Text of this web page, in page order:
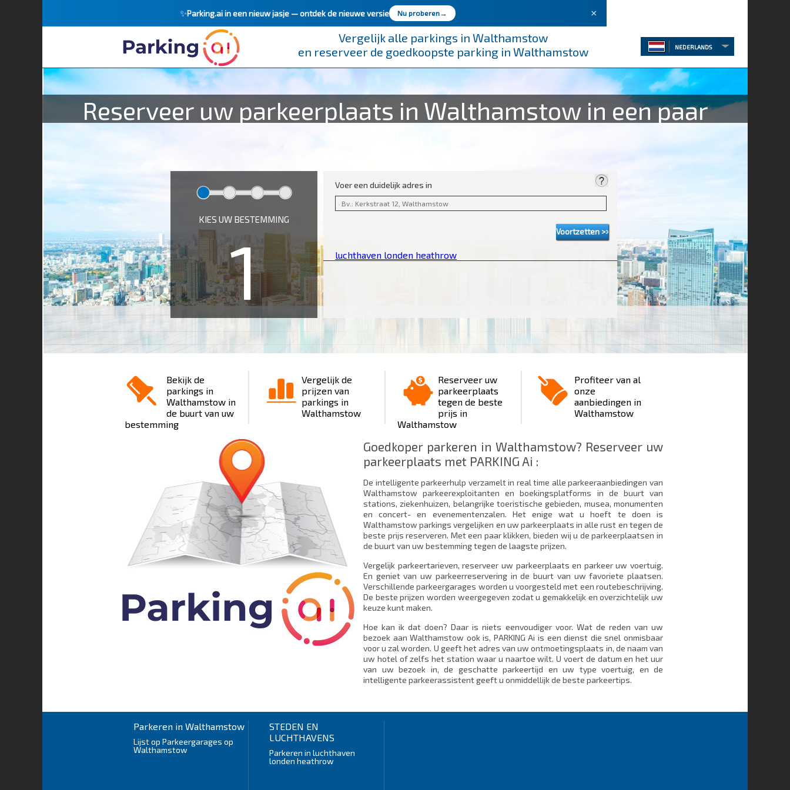
✨Parking.ai in een nieuw jasje —ontdek de nieuwe versie Nu proberen→ ×
Vergelijk alle parkings in Walthamstow
en reserveer de goedkoopste parking in Walthamstow
NEDERLANDS
Reserveer uw parkeerplaats in Walthamstow in een paar
KIES UW BESTEMMING
1
Voer een duidelijk adres in
luchthaven londen heathrow
Bekijk de
parkings in
Walthamstow in
de buurt van uw
bestemming
Vergelijk de
prijzen van
parkings in
Walthamstow
Reserveer uw
parkeerplaats
tegen de beste
prijs in
Walthamstow
Profiteer van al
onze
aanbiedingen in
Walthamstow
Goedkoper parkeren in Walthamstow? Reserveer uw
parkeerplaats met PARKING Ai :
De intelligente parkeerhulp verzamelt in real time alle parkeeraanbiedingen van
Walthamstow parkeerexploitanten en boekingsplatforms in de buurt van
stations, ziekenhuizen, belangrijke toeristische gebieden, musea, monumenten
en concert- en evenementenzalen. Het enige wat u hoeft te doen is
Walthamstow parkings vergelijken en uw parkeerplaats in alle rust en tegen de
beste prijs reserveren. Met een paar klikken, bieden wij u de parkeerplaatsen in
de buurt van uw bestemming tegen de laagste prijzen.
Vergelijk parkeertarieven, reserveer uw parkeerplaats en parkeer uw voertuig.
En geniet van uw parkeerreservering in de buurt van uw favoriete plaatsen.
Verschillende parkeergarages worden u voorgesteld met een routebeschrijving.
De beste prijzen worden weergegeven zodat u gemakkelijk en overzichtelijk uw
keuze kunt maken.
Hoe kan ik dat doen? Daar is niets eenvoudiger voor. Wat de reden van uw
bezoek aan Walthamstow ook is, PARKING Ai is een dienst die snel onmisbaar
voor u zal worden. U geeft het adres van uw ontmoetingsplaats in, de naam van
uw hotel of zelfs het station waar u naartoe wilt. U voert de datum en het uur
van uw bezoek in, de geschatte parkeertijd en uw type voertuig, en de
intelligente parkeerassistent geeft u onmiddellijk de beste parkeertips.
Parkeren in Walthamstow
Lijst op Parkeergarages op
Walthamstow
STEDEN EN
LUCHTHAVENS
Parkeren in luchthaven
londen heathrow